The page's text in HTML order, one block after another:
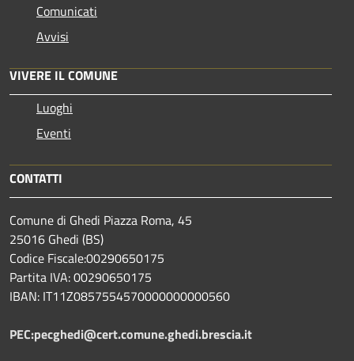
Comunicati
Avvisi
VIVERE IL COMUNE
Luoghi
Eventi
CONTATTI
Comune di Ghedi Piazza Roma, 45
25016 Ghedi (BS)
Codice Fiscale:00290650175
Partita IVA: 00290650175
IBAN: IT11Z0857554570000000000560
PEC:pecghedi@cert.comune.ghedi.brescia.it